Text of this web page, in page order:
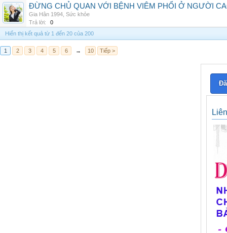
ĐỪNG CHỦ QUAN VỚI BỆNH VIÊM PHỔI Ở NGƯỜI
Gia Hân 1994 Sức khỏe
Trả lời:
0
Hiển thị kết quả từ 1 đến 20 của 200
1 2 3 4 5 6 → 10 Tiếp >